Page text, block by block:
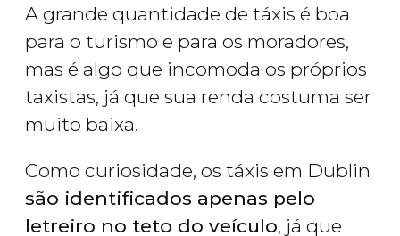
A grande quantidade de táxis é boa
para o turismo e para os moradores,
mas é algo que incomoda os próprios
taxistas, já que sua renda costuma ser
muito baixa.
Como curiosidade, os táxis em Dublin
são identificados apenas pelo
letreiro no teto do veículo, já que